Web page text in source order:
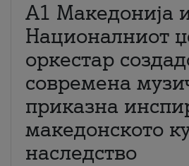
А1 Македонија
Националниот
оркестар
современа
приказна
македонското
наследство